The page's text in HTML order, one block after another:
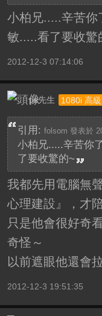
小柏兄.....辛苦你
敏.....看了要收驚
2012-12-3 07:14:06
ps先生 1080i 高級
引用: folsom 發表於
小柏兄.....辛苦你
了要收驚的~
我都先用電腦無
心理建設』，才
只是他會很好奇
奇怪～
以前遮眼他還會
2012-12-3 19:51:35